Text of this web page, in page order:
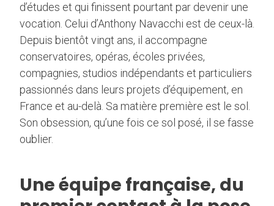
d’études et qui finissent pourtant par devenir une
vocation. Celui d’Anthony Navacchi est de ceux-là.
Depuis bientôt vingt ans, il accompagne
conservatoires, opéras, écoles privées,
compagnies, studios indépendants et particuliers
passionnés dans leurs projets d’équipement, en
France et au-delà. Sa matière première est le sol.
Son obsession, qu’une fois ce sol posé, il se fasse
oublier.
Une équipe française, du